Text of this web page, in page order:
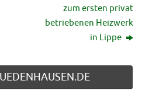
zum ersten privat
betriebenen Heizwerk
in Lippe